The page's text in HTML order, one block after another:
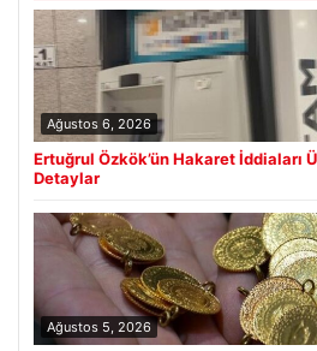
Ağustos 6, 2026
Ertuğrul Özkök’ün Hakaret İddiaları
Detaylar
Ağustos 5, 2026